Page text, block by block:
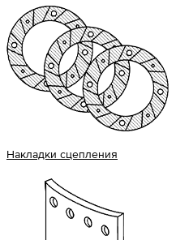
Накладки сцепления